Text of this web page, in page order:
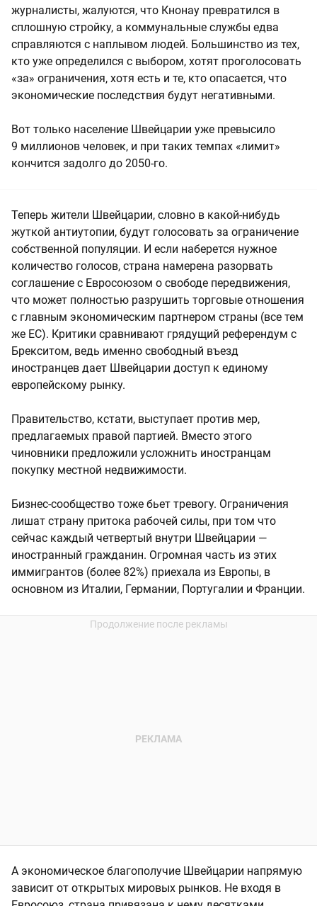
журналисты, жалуются, что Кнонау превратился в
сплошную стройку, а коммунальные службы едва
справляются с наплывом людей. Большинство из тех,
кто уже определился с выбором, хотят проголосовать
«за» ограничения, хотя есть и те, кто опасается, что
экономические последствия будут негативными.
Вот только население Швейцарии уже превысило
9 миллионов человек, и при таких темпах «лимит»
кончится задолго до 2050-го.
Теперь жители Швейцарии, словно в какой-нибудь
жуткой антиутопии, будут голосовать за ограничение
собственной популяции. И если наберется нужное
количество голосов, страна намерена разорвать
соглашение с Евросоюзом о свободе передвижения,
что может полностью разрушить торговые отношения
с главным экономическим партнером страны (все тем
же ЕС). Критики сравнивают грядущий референдум с
Брекситом, ведь именно свободный въезд
иностранцев дает Швейцарии доступ к единому
европейскому рынку.
Правительство, кстати, выступает против мер,
предлагаемых правой партией. Вместо этого
чиновники предложили усложнить иностранцам
покупку местной недвижимости.
Бизнес-сообщество тоже бьет тревогу. Ограничения
лишат страну притока рабочей силы, при том что
сейчас каждый четвертый внутри Швейцарии —
иностранный гражданин. Огромная часть из этих
иммигрантов (более 82%) приехала из Европы, в
основном из Италии, Германии, Португалии и Франции.
А экономическое благополучие Швейцарии напрямую
зависит от открытых мировых рынков. Не входя в